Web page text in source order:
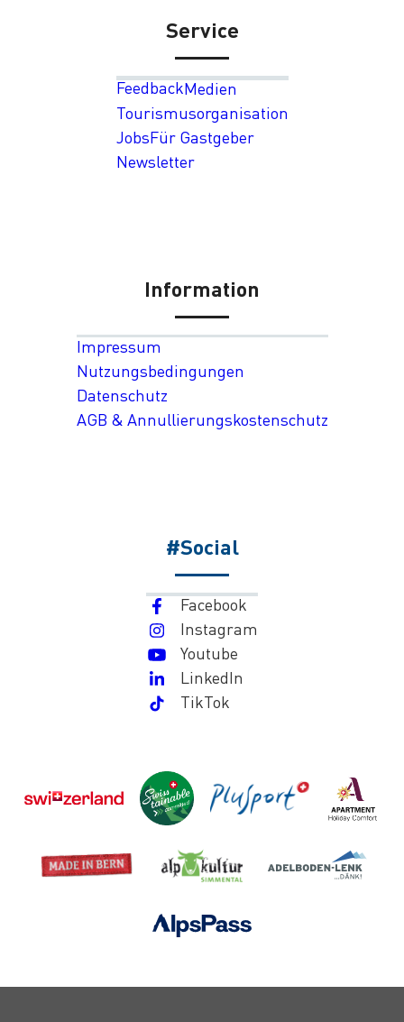
Service
FeedbackMedien
Tourismusorganisation
JobsFür Gastgeber
Newsletter
Information
Impressum
Nutzungsbedingungen
Datenschutz
AGB & Annullierungskostenschutz
#Social
Facebook
Instagram
Youtube
LinkedIn
TikTok